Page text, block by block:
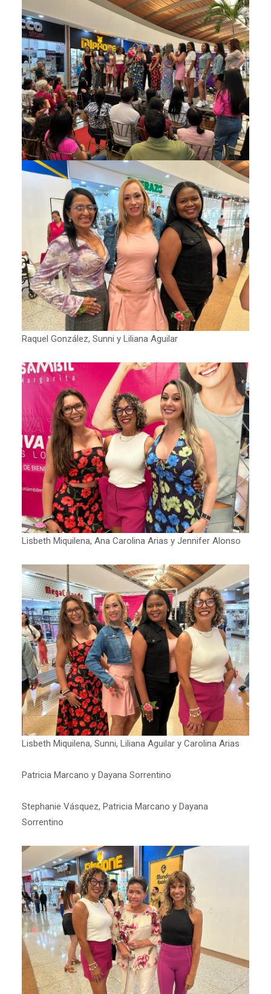
Raquel González, Sunni y Liliana Aguilar
Lisbeth Miquilena, Ana Carolina Arias y Jennifer Alonso
Lisbeth Miquilena, Sunni, Liliana Aguilar y Carolina Arias
Patricia Marcano y Dayana Sorrentino
Stephanie Vásquez, Patricia Marcano y Dayana
Sorrentino